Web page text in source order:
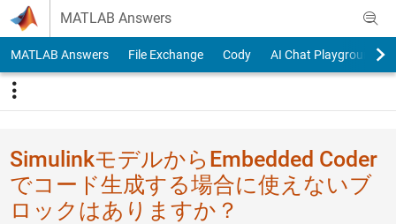
Skip to content
MATLAB Answers
MATLAB Answers File Exchange Cody AI Chat Playground
SimulinkモデルからEmbedded Coder
でコード生​成する場合に使えない​ブ
ロックはありますか​？